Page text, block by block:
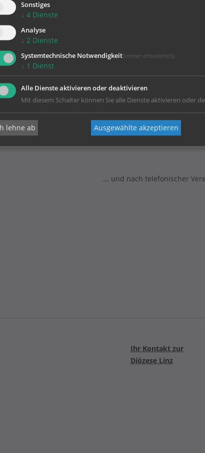
Sie
Cookies von Google Maps
... und nach telefonischer
Ihr Kontakt zur
Diözese Linz
Sonstiges
↓ 4 Dienste
Analyse
↓ 2 Dienste
Systemtechnische Notwendigkeit (immer erforderlich)
↓ 1 Dienst
Alle Dienste aktivieren oder deaktivieren
Mit diesem Schalter können Sie alle Dienste aktivieren oder
lehne ab Ausgewählte akzeptieren